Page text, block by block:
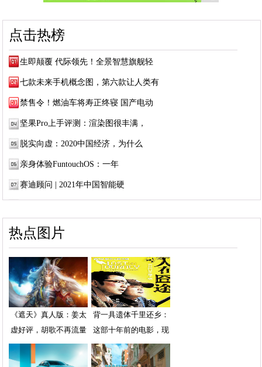
点击热榜
生即颠覆 代际领先！全景智慧旗舰轻
七款未来手机概念图，第六款让人类有
禁售令！燃油车将寿正终寝 国产电动
坚果Pro上手评测：渲染图很丰满，
脱实向虚：2020中国经济，为什么
亲身体验FuntouchOS：一年
赛迪顾问 | 2021年中国智能硬
热点图片
《遮天》真人版：姜太
虚好评，胡歌不再流量
背一具遗体千里还乡：
这部十年前的电影，现